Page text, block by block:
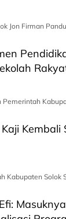
Jon Firman
Pemerintah
Kabupaten Solok